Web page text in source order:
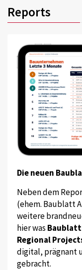
Reports
Die neuen
Neben dem
(ehem. Baublatt
weitere
hier was Baublatt
Regional
digital, prägnant
gebracht.